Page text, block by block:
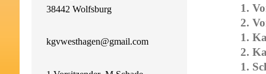
1.
2.
1.
2.
1.
38442 Wolfsburg
kgvwesthagen@gmail.com